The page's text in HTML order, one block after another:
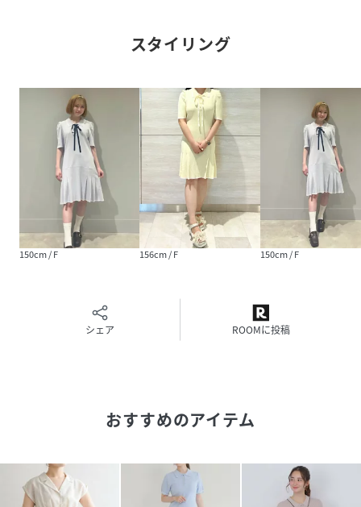
スタイリング
150cm / F 156cm / F 150cm / F
シェア ROOMに投稿
おすすめのアイテム